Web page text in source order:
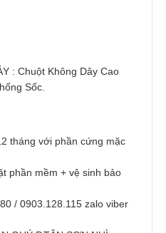
: Chuột Không Dây Cao
Sốc.
tháng với phần cứng mặc
phần mềm + vệ sinh bảo
/ 0903.128.115 zalo viber